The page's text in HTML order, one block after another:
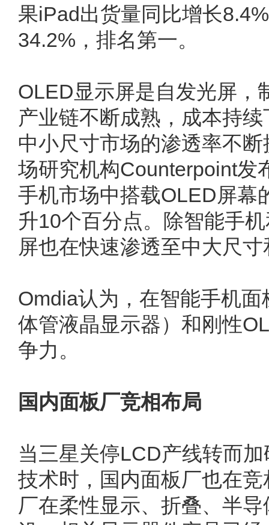
果iPad出货量同比增长
34.2%，排名第一。
OLED显示屏是自发光屏，
产业链不断成熟，成本持
中小尺寸市场的渗透率不
场研究机构Counterpoint发
手机市场中搭载OLED屏幕
升10个百分点。除智能手
屏也在快速渗透至中大尺
Omdia认为，在智能手机
体管液晶显示器）和刚性
争力。
国内面板厂竞相布局
当三星关停LCD产线转而
技术时，国内面板厂也在
厂在柔性显示、折叠、半